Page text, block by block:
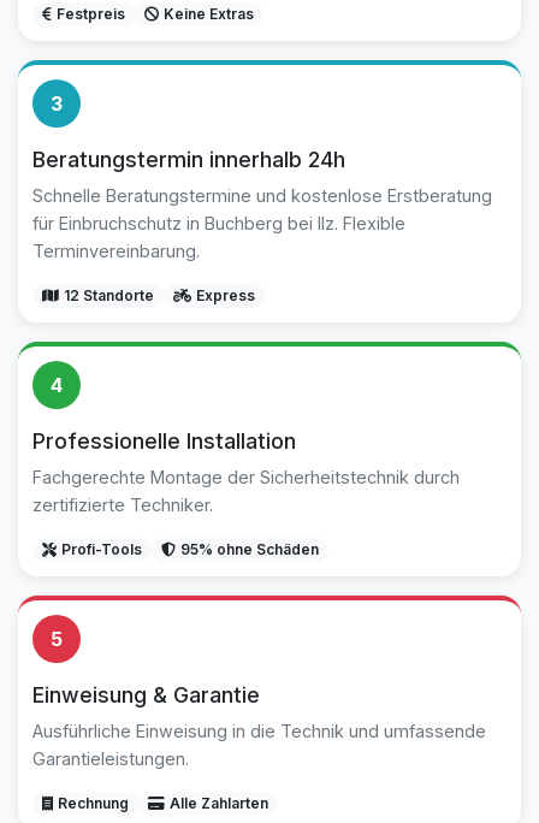
Festpreis Keine Extras
3
Beratungstermin innerhalb 24h
Schnelle Beratungstermine und kostenlose Erstberatung
für Einbruchschutz in Buchberg bei Ilz. Flexible
Terminvereinbarung.
12 Standorte Express
4
Professionelle Installation
Fachgerechte Montage der Sicherheitstechnik durch
zertifizierte Techniker.
Profi-Tools 95% ohne Schäden
5
Einweisung & Garantie
Ausführliche Einweisung in die Technik und umfassende
Garantieleistungen.
Rechnung Alle Zahlarten